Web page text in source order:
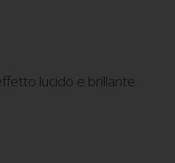
lucido e brillante.